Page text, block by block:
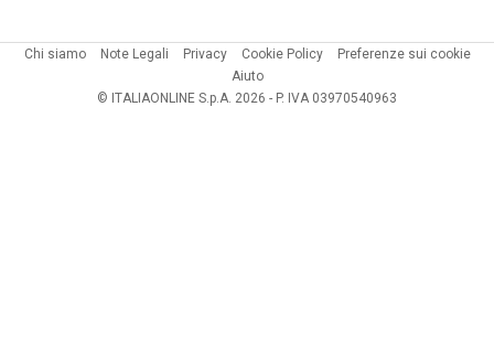
Chi siamo Note Legali Privacy Cookie Policy
Preferenze sui cookie
Aiuto
© ITALIAONLINE S.p.A. 2026 - P. IVA 03970540963